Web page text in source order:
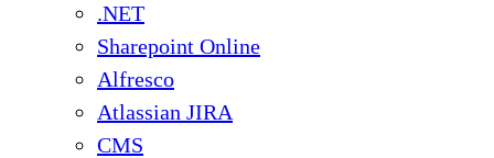
.NET
Sharepoint Online
Alfresco
Atlassian JIRA
CMS